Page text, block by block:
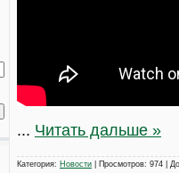
... Читать дальше »
Категория: Новости | Просмотров: 974 |